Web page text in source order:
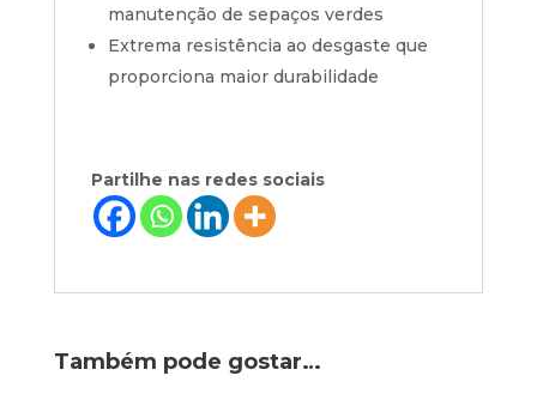
manutenção de sepaços verdes
Extrema resistência ao desgaste que
proporciona maior durabilidade
Partilhe nas redes sociais
Também pode gostar…